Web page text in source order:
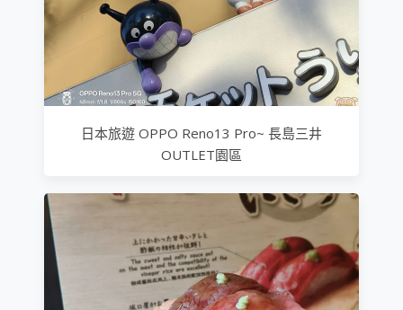
日本旅遊 OPPO Reno13 Pro~ 長島三井
OUTLET園區